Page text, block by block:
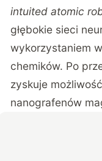
intuited atomic
głębokie sieci
wykorzystaniem
chemików. Po
zyskuje
nanografenów